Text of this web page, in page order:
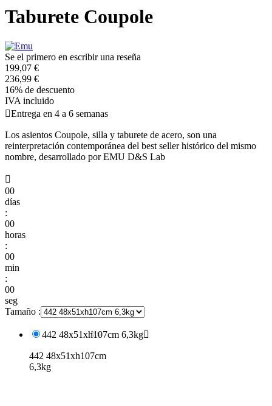
Taburete Coupole
Se el primero en escribir una reseña
199,07 €
236,99 €
16% de descuento
IVA incluido
Entrega en 4 a 6 semanas
Los asientos Coupole, silla y taburete de acero, son una
reinterpretación contemporánea del best seller histórico del mismo
nombre, desarrollado por EMU D&S Lab

00
días
:
00
horas
:
00
min
:
00
seg
Tamaño :
442 48x51xh107cm 6,3kg
442 48x51xh107cm
6,3kg